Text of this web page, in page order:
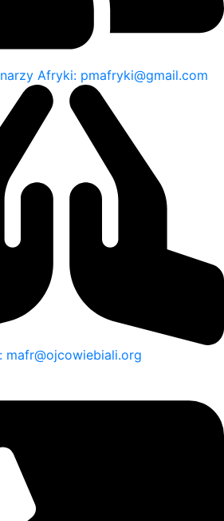
Afryki: pmafryki@gmail.com
mafr@ojcowiebiali.org